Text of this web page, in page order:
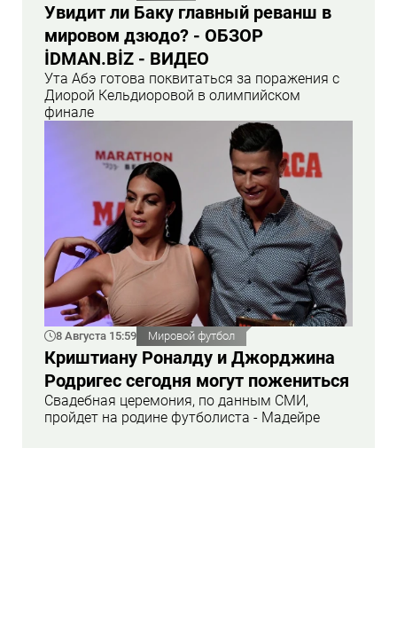
Увидит ли Баку главный реванш в
мировом дзюдо? - ОБЗОР
İDMAN.BİZ - ВИДЕО
Ута Абэ готова поквитаться за поражения с
Диорой Кельдиоровой в олимпийском
финале
8 Августа 15:59 Мировой футбол
Криштиану Роналду и Джорджина
Родригес сегодня могут пожениться
Свадебная церемония, по данным СМИ,
пройдет на родине футболиста - Мадейре